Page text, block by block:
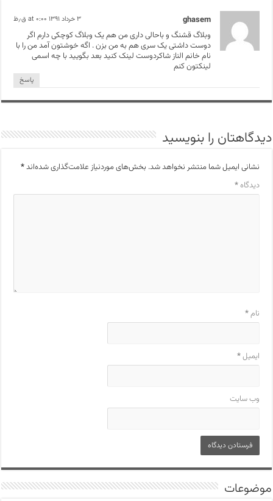
ghasem ۳ خرداد ۱۳۹۱ at ۰:۰۰ ق٫ظ
وبلاگ قشنگ و باحالی داری من هم یک وبلاگ کوچکی دارم اگر
دوست داشتی یک سری هم به من بزن . اگه خوشتون آمد من را با
نام خانم الناز شاکردوست لینک کنید بعد بگویید با چه اسمی
لینکتون کنم
پاسخ
دیدگاهتان را بنویسید
نشانی ایمیل شما منتشر نخواهد شد. بخش‌های موردنیاز علامت‌گذاری شده‌اند*
دیدگاه*
نام*
ایمیل*
وب‌ سایت
موضوعات